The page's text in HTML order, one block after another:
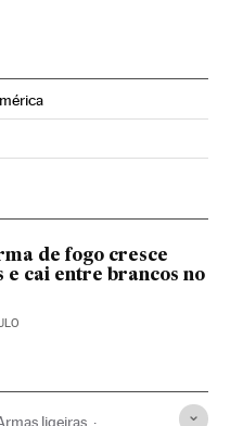
de fogo cresce
e cai entre brancos no
ligeiras